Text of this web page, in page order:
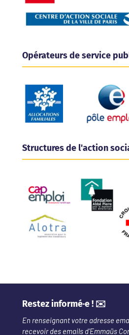
Opérateurs de service
Structures de l'action
Restez informé·e ! ✉️
En renseignant votre adresse
recevoir des emails d’Emmaüs